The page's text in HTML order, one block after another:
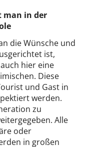
man in der
die Wünsche und
ist,
hier eine
Diese
und Gast in
werden.
zu
Alle
oder
in großen